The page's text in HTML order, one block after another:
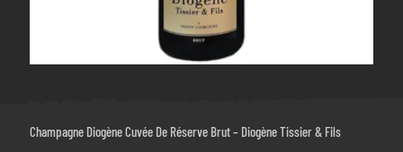
Champagne Diogène Cuvée De Réserve Brut – Diogène Tissier & Fils